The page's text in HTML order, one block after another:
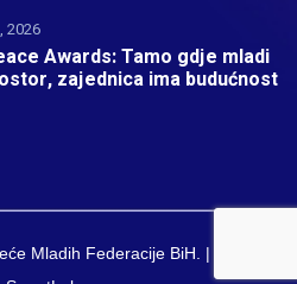
2026
Awards: Tamo gdje mladi
zajednica ima budućnost
Mladih Federacije BiH. | Developed